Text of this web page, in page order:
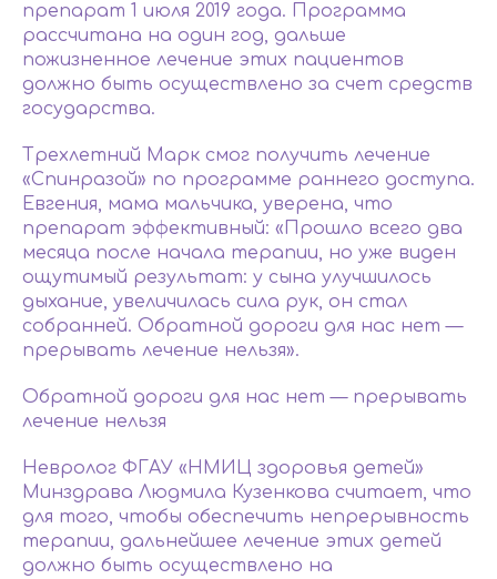
препарат 1 июля 2019 года. Программа
рассчитана на один год, дальше
пожизненное лечение этих пациентов
должно быть осуществлено за счет средств
государства.
Трехлетний Марк смог получить лечение
«Спинразой» по программе раннего доступа.
Евгения, мама мальчика, уверена, что
препарат эффективный: «Прошло всего два
месяца после начала терапии, но уже виден
ощутимый результат: у сына улучшилось
дыхание, увеличилась сила рук, он стал
собранней. Обратной дороги для нас нет —
прерывать лечение нельзя».
Обратной дороги для нас нет — прерывать
лечение нельзя
Невролог ФГАУ «НМИЦ здоровья детей»
Минздрава Людмила Кузенкова считает, что
для того, чтобы обеспечить непрерывность
терапии, дальнейшее лечение этих детей
должно быть осуществлено на